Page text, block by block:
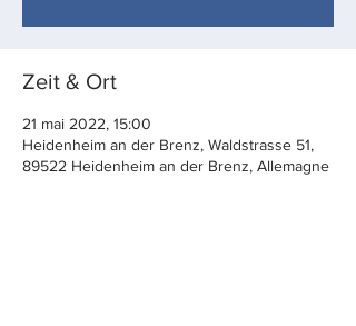
Zeit & Ort
21 mai 2022, 15:00
Heidenheim an der Brenz, Waldstrasse 51,
89522 Heidenheim an der Brenz, Allemagne